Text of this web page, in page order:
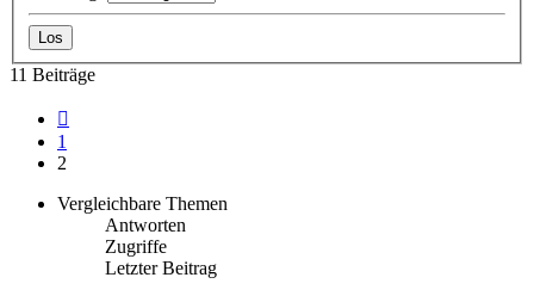
11 Beiträge
1
2
Vergleichbare Themen
Antworten
Zugriffe
Letzter Beitrag